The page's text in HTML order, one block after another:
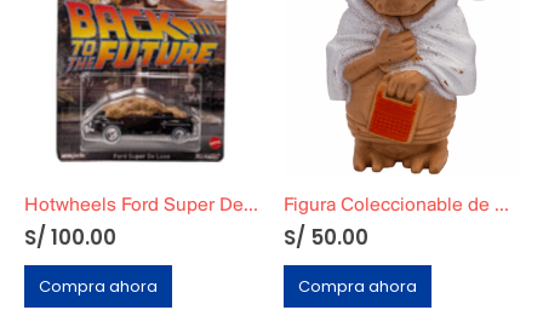
Hotwheels Ford Super Deluxe Cubierto de C4C4 Volver al Futuro 2
S/ 100.00
Compra ahora
Figura Coleccionable de E.T el extraterrestre »Cubierto con Manta»
S/ 50.00
Compra ahora